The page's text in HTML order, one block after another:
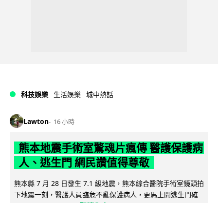
科技娛樂 生活娛樂 城中熱話
Lawton 16 小時
熊本地震手術室驚魂片瘋傳 醫護保護病
人、逃生門 網民讚值得尊敬
熊本縣 7 月 28 日發生 7.1 級地震，熊本綜合醫院手術室鏡頭拍
下地震一刻，醫護人員臨危不亂保護病人，更馬上開逃生門確